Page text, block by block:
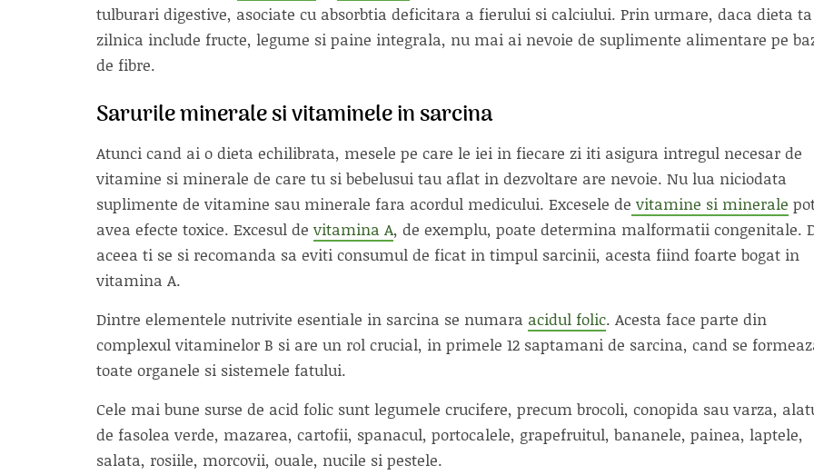
tulburari digestive, asociate cu absorbtia deficitara a fierului si calciului. Prin urmare, daca dieta ta
zilnica include fructe, legume si paine integrala, nu mai ai nevoie de suplimente alimentare pe
de fibre.
Sarurile minerale si vitaminele in sarcina
Atunci cand ai o dieta echilibrata, mesele pe care le iei in fiecare zi iti asigura intregul necesar de
vitamine si minerale de care tu si bebelusui tau aflat in dezvoltare are nevoie. Nu lua niciodata
suplimente de vitamine sau minerale fara acordul medicului. Excesele de vitamine si minerale
avea efecte toxice. Excesul de vitamina A, de exemplu, poate determina malformatii congenitale.
aceea ti se si recomanda sa eviti consumul de ficat in timpul sarcinii, acesta fiind foarte bogat in
vitamina A.
Dintre elementele nutrivite esentiale in sarcina se numara acidul folic. Acesta face parte din
complexul vitaminelor B si are un rol crucial, in primele 12 saptamani de sarcina, cand se
toate organele si sistemele fatului.
Cele mai bune surse de acid folic sunt legumele crucifere, precum brocoli, conopida sau varza,
de fasolea verde, mazarea, cartofii, spanacul, portocalele, grapefruitul, bananele, painea, laptele,
salata, rosiile, morcovii, ouale, nucile si pestele.